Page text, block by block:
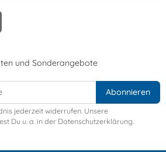
und Sonderangebote
jederzeit widerrufen. Unsere
Du u. a. in der Datenschutzerklärung.